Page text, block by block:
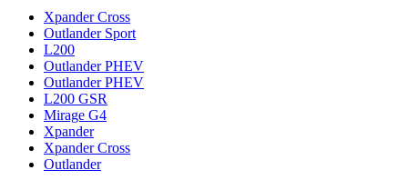
Xpander Cross
Outlander Sport
L200
Outlander PHEV
Outlander PHEV
L200 GSR
Mirage G4
Xpander
Xpander Cross
Outlander